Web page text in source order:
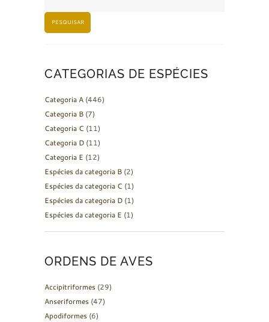
PESQUISAR
CATEGORIAS DE ESPÉCIES
Categoria A (446)
Categoria B (7)
Categoria C (11)
Categoria D (11)
Categoria E (12)
Espécies da categoria B (2)
Espécies da categoria C (1)
Espécies da categoria D (1)
Espécies da categoria E (1)
ORDENS DE AVES
Accipitriformes (29)
Anseriformes (47)
Apodiformes (6)